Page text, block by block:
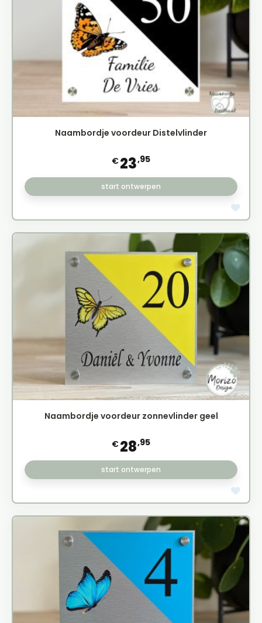
Naambordje voordeur Distelvlinder
€23,95
start ontwerpen
Naambordje voordeur zonnevlinder geel
€28,95
start ontwerpen